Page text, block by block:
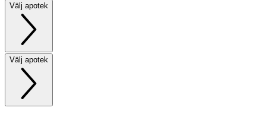
Välj apotek
Välj apotek